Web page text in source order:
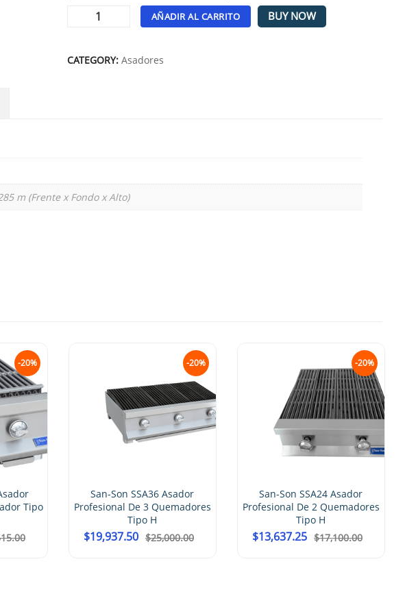
AÑADIR AL CARRITO BUY NOW
CATEGORY: Asadores
m (Frente x Fondo x Alto)
San-Son SSA36 Asador
De 3 Quemadores
25,000.00
19,937.50
San-Son SSA24 Asador
Profesional De 2 Quemadores
17,100.00
$13,637.25
San-Son
Profesional De
$10,778.21